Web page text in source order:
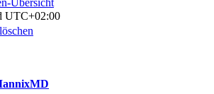
Übersicht
UTC+02:00